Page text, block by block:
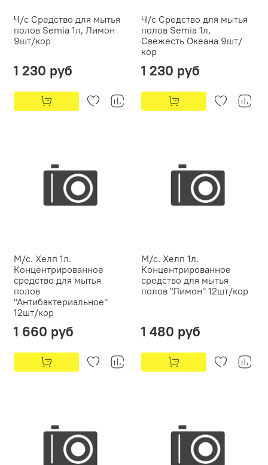
Ч/с Средство для мытья
полов Semia 1л, Лимон
9шт/кор
1 230 руб
Ч/с Средство для мытья
полов Semia 1л,
Свежесть Океана 9шт/
кор
1 230 руб
М/с. Хелп 1л.
Концентрированное
средство для мытья
полов
"Антибактериальное"
12шт/кор
1 660 руб
М/с. Хелп 1л.
Концентрированное
средство для мытья
полов "Лимон" 12шт/кор
1 480 руб